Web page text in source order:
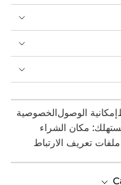
إمكانية الوصولالخصوصية
مكان الشراء
تعريف الارتباط